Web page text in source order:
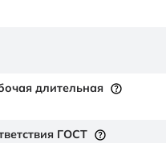
длительная
ГОСТ